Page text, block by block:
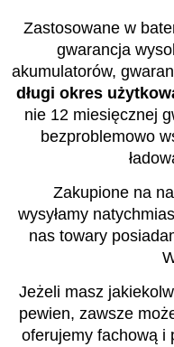
Zastosowane w
gwarancja
akumulatorów,
długi okres
nie 12 miesięcznej
bezproblemowo
Zakupione na
wysyłamy
nas towary
Jeżeli masz
pewien, zawsze
oferujemy fachową i